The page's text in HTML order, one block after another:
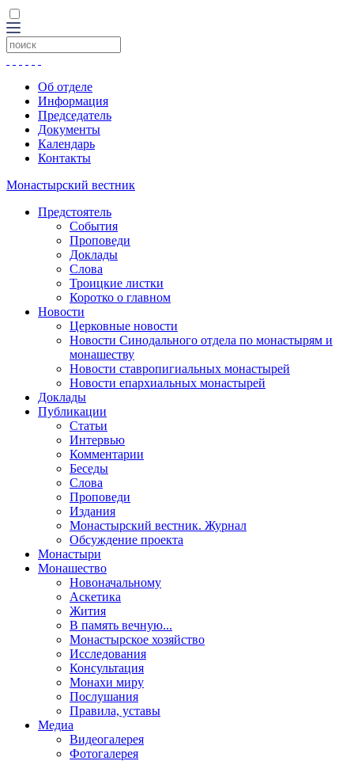
Об отделе
Информация
Председатель
Документы
Календарь
Контакты
Монастырский вестник
Предстоятель
События
Проповеди
Доклады
Слова
Троицкие листки
Коротко о главном
Новости
Церковные новости
Новости Синодального отдела по монастырям и
монашеству
Новости ставропигиальных монастырей
Новости епархиальных монастырей
Доклады
Публикации
Статьи
Интервью
Комментарии
Беседы
Слова
Проповеди
Издания
Монастырский вестник. Журнал
Обсуждение проекта
Монастыри
Монашество
Новоначальному
Аскетика
Жития
В память вечную...
Монастырское хозяйство
Исследования
Консультация
Монахи миру
Послушания
Правила, уставы
Медиа
Видеогалерея
Фотогалерея